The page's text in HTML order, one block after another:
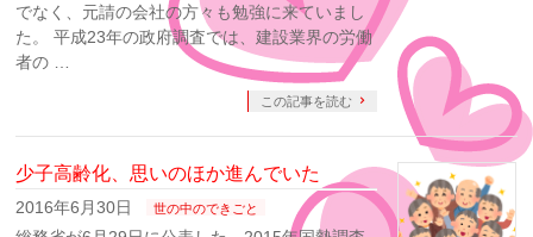
でなく、元請の会社の方々も勉強に来ていまし
た。 平成23年の政府調査では、建設業界の労働
者の …
この記事を読む
少子高齢化、思いのほか進んでいた
2016年6月30日 世の中のできごと